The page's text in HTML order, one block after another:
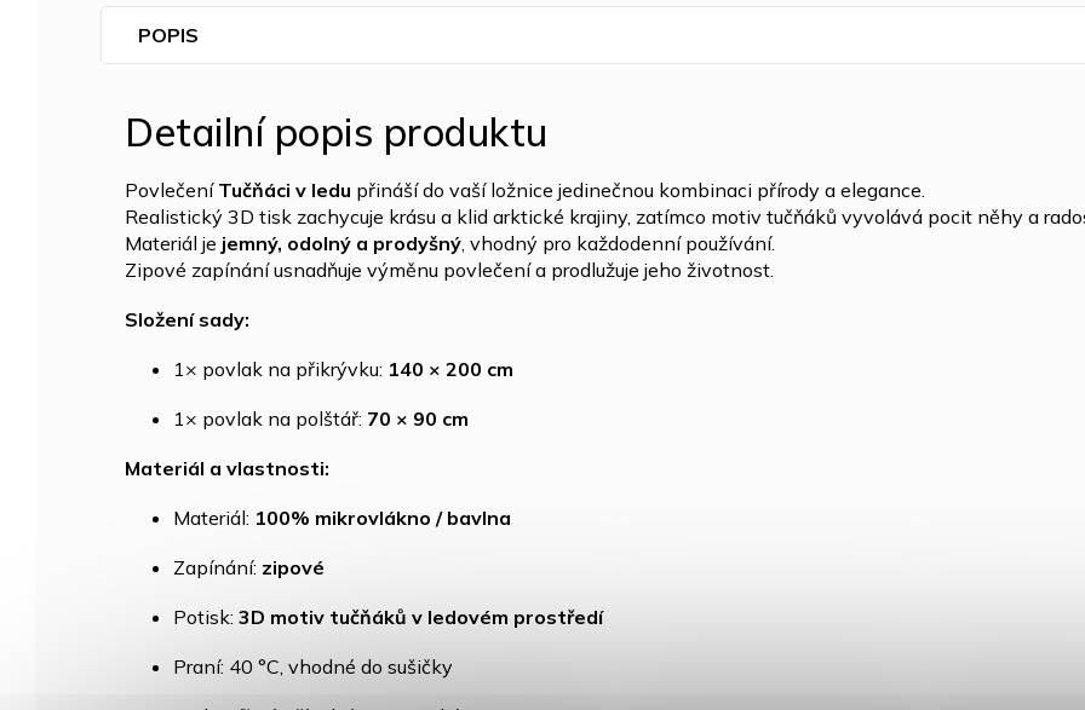
POPIS
Detailní popis produktu
Povlečení Tučňáci v ledu přináší do vaší ložnice jedinečnou kombinaci přírody a elegance.
Realistický 3D tisk zachycuje krásu a klid arktické krajiny, zatímco motiv tučňáků vyvolává pocit něhy a
Materiál je jemný, odolný a prodyšný, vhodný pro každodenní používání.
Zipové zapínání usnadňuje výměnu povlečení a prodlužuje jeho životnost.
Složení sady:
1× povlak na přikrývku: 140 × 200 cm
1× povlak na polštář: 70 × 90 cm
Materiál a vlastnosti:
Materiál: 100% mikrovlákno / bavlna
Zapínání: zipové
Potisk: 3D motiv tučňáků v ledovém prostředí
Praní: 40 °C, vhodné do sušičky